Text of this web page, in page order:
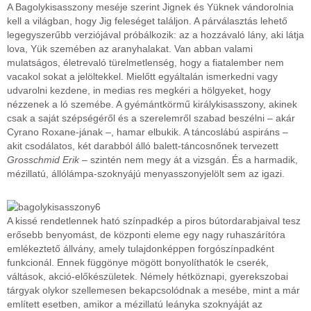
A Bagolykisasszony meséje szerint Jignek és Yüknek vándorolnia
kell a világban, hogy Jig feleséget találjon. A párválasztás lehető
legegyszerűbb verziójával próbálkozik: az a hozzávaló lány, aki látja
lova, Yük szemében az aranyhalakat. Van abban valami
mulatságos, életrevaló türelmetlenség, hogy a fiatalember nem
vacakol sokat a jelöltekkel. Mielőtt egyáltalán ismerkedni vagy
udvarolni kezdene, in medias res megkéri a hölgyeket, hogy
nézzenek a ló szemébe. A gyémántkörmű királykisasszony, akinek
csak a saját szépségéről és a szerelemről szabad beszélni – akár
Cyrano Roxane-jának –, hamar elbukik. A táncoslábú aspiráns –
akit csodálatos, két darabból álló balett-táncosnőnek tervezett
Grosschmid Erik– szintén nem megy át a vizsgán. És a harmadik,
mézillatú, állólámpa-szoknyájú menyasszonyjelölt sem az igazi.
A kissé rendetlennek ható színpadkép a piros bútordarabjaival tesz
erősebb benyomást, de központi eleme egy nagy ruhaszárítóra
emlékeztető állvány, amely tulajdonképpen forgószínpadként
funkcionál. Ennek függönye mögött bonyolíthatók le cserék,
váltások, akció-előkészületek. Némely hétköznapi, gyerekszobai
tárgyak olykor szellemesen bekapcsolódnak a mesébe, mint a már
említett esetben, amikor a mézillatú leányka szoknyáját az